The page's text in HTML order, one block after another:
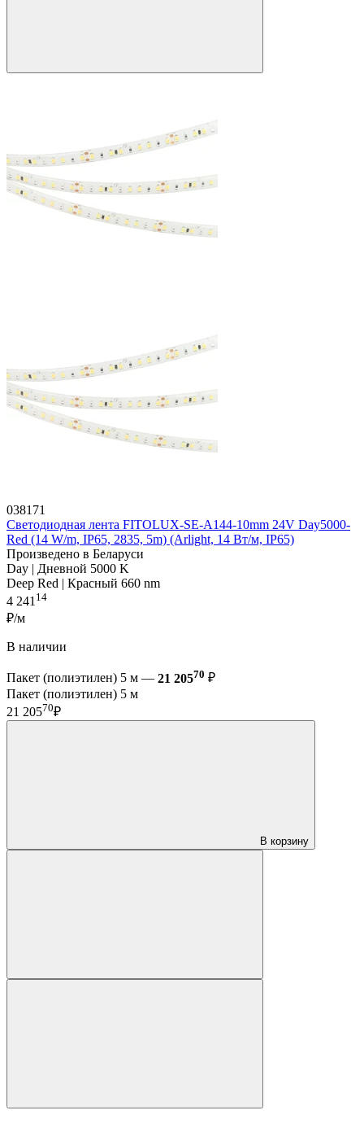
038171
Светодиодная лента FITOLUX-SE-A144-10mm 24V Day5000-
Red (14 W/m, IP65, 2835, 5m) (Arlight, 14 Вт/м, IP65)
Произведено в Беларуси
Day | Дневной 5000 K
Deep Red | Красный 660 nm
4 24114
₽/м
В наличии
Пакет (полиэтилен) 5 м — 21 20570 ₽
Пакет (полиэтилен) 5 м
21 20570₽
В корзину